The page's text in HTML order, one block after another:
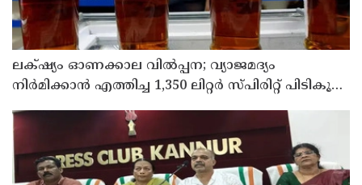
ലക്‌ഷ്യം ഓണക്കാല വിൽപ്പന; വ്യാജമദ്യം
നിർമിക്കാൻ എത്തിച്ച 1,350 ലിറ്റർ സ്പിരിറ്റ് പിടികൂടി;